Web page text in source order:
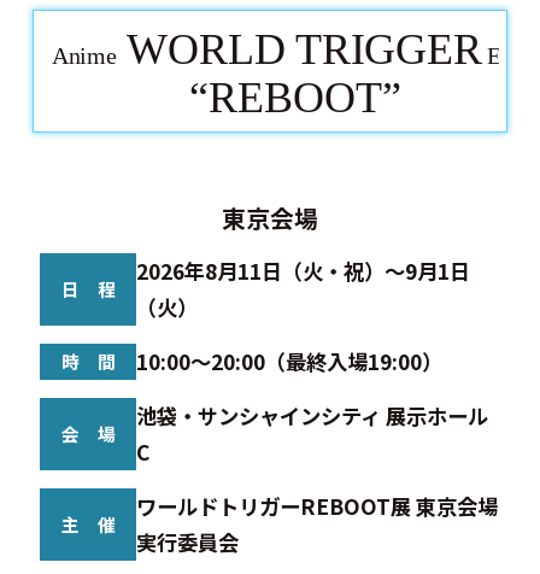
東京会場
日 程
2026年8月11日（火・祝）～9月1日
（火）
時 間 10:00～20:00（最終入場19:00）
会 場
池袋・サンシャインシティ 展示ホール
C
主 催
ワールドトリガーREBOOT展 東京会場
実行委員会